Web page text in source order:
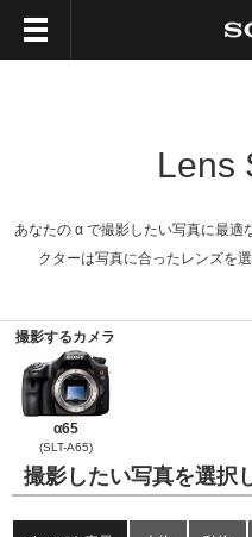
Lens
あなたの α で撮影したい写真に最適
クターは写真に合ったレンズを
撮影するカメラ
α65
(SLT-A65)
撮影したい写真を選択